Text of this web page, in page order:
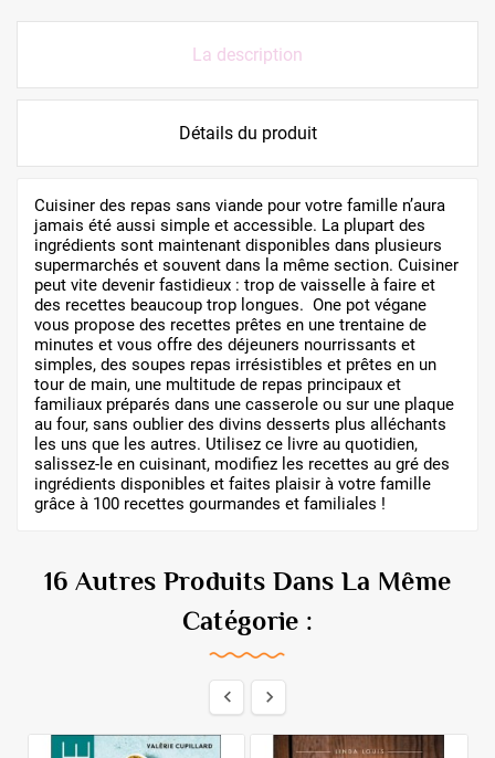
La description
Détails du produit
Cuisiner des repas sans viande pour votre famille n’aura
jamais été aussi simple et accessible. La plupart des
ingrédients sont maintenant disponibles dans plusieurs
supermarchés et souvent dans la même section. Cuisiner
peut vite devenir fastidieux : trop de vaisselle à faire et
des recettes beaucoup trop longues. One pot végane
vous propose des recettes prêtes en une trentaine de
minutes et vous offre des déjeuners nourrissants et
simples, des soupes repas irrésistibles et prêtes en un
tour de main, une multitude de repas principaux et
familiaux préparés dans une casserole ou sur une plaque
au four, sans oublier des divins desserts plus alléchants
les uns que les autres. Utilisez ce livre au quotidien,
salissez-le en cuisinant, modifiez les recettes au gré des
ingrédients disponibles et faites plaisir à votre famille
grâce à 100 recettes gourmandes et familiales !
16 Autres Produits Dans La Même
Catégorie :
 